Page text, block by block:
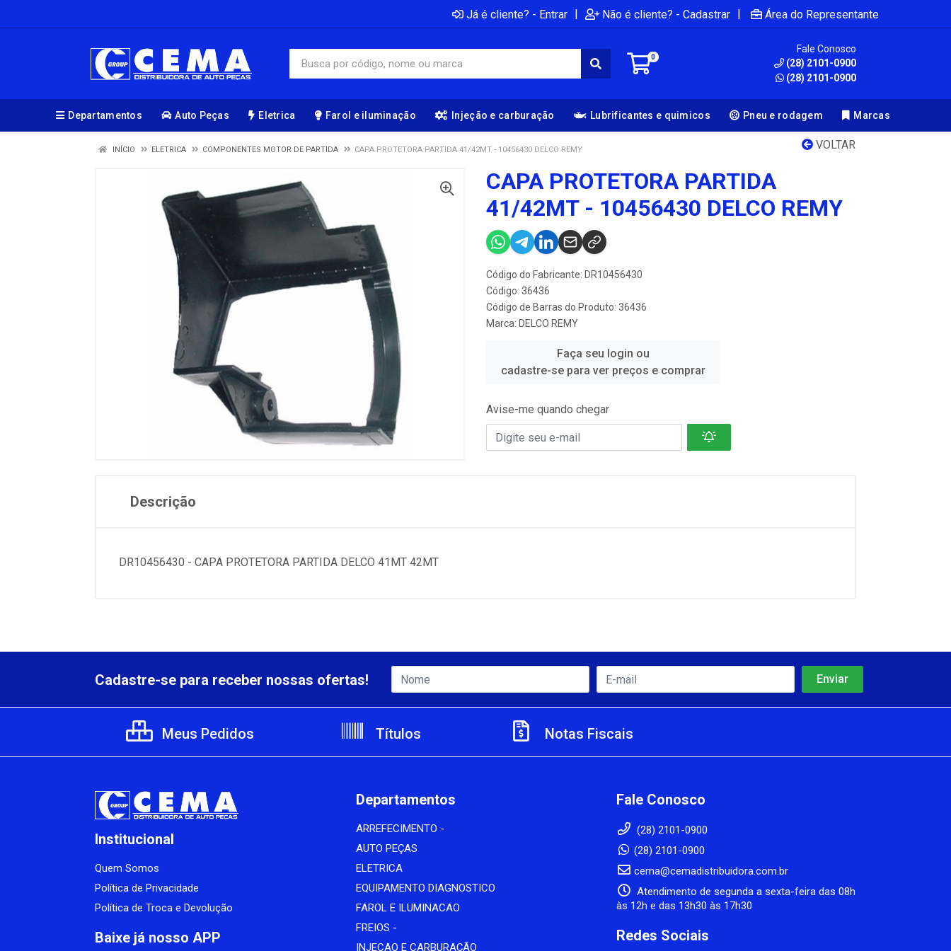
Já é cliente? - Entrar | Não é cliente? - Cadastrar | Área do Representante
0
Fale Conosco
(28) 2101-0900
(28) 2101-0900
Departamentos Auto Peças Eletrica Farol e iluminação Injeção e carburação Lubrificantes e quimicos Pneu e rodagem Marcas
VOLTAR
INÍCIO ELETRICA COMPONENTES MOTOR DE PARTIDA CAPA PROTETORA PARTIDA 41/42MT - 10456430 DELCO REMY
CAPA PROTETORA PARTIDA
41/42MT - 10456430 DELCO REMY
Código do Fabricante: DR10456430
Código: 36436
Código de Barras do Produto: 36436
Marca: DELCO REMY
Faça seu login ou
cadastre-se para ver preços e comprar
Avise-me quando chegar
Descrição
DR10456430 - CAPA PROTETORA PARTIDA DELCO 41MT 42MT
Cadastre-se para receber nossas ofertas!
Meus Pedidos Títulos Notas Fiscais
Institucional
Quem Somos
Política de Privacidade
Política de Troca e Devolução
Baixe já nosso APP
Departamentos
ARREFECIMENTO -
AUTO PEÇAS
ELETRICA
EQUIPAMENTO DIAGNOSTICO
FAROL E ILUMINACAO
FREIOS -
INJECAO E CARBURAÇÃO
Fale Conosco
(28) 2101-0900
(28) 2101-0900
cema@cemadistribuidora.com.br
Atendimento de segunda a sexta-feira das 08h
às 12h e das 13h30 às 17h30
Redes Sociais